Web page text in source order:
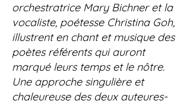
orchestratrice Mary Bichner et la
vocaliste, poétesse Christina Goh,
illustrent en chant et musique des
poètes référents qui auront
marqué leurs temps et le nôtre.
Une approche singulière et
chaleureuse des deux auteures-